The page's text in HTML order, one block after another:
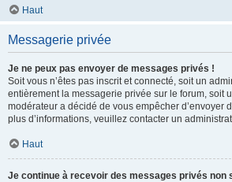
Haut
Messagerie privée
Je ne peux pas envoyer de messages privés !
Soit vous n’êtes pas inscrit et connecté, soit un
entièrement la messagerie privée sur le forum, soit
modérateur a décidé de vous empêcher d’envoyer
plus d’informations, veuillez contacter un
Haut
Je continue à recevoir des messages privés non